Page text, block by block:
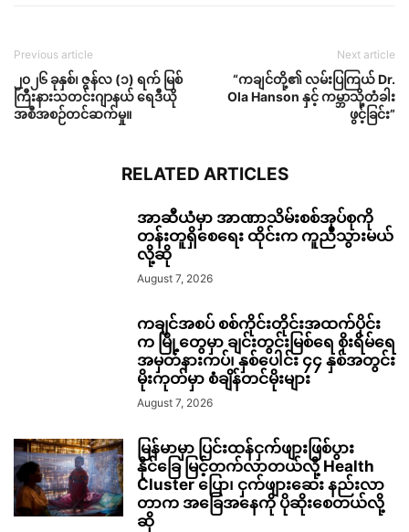
Previous article
၂၀၂၆ ခုနှစ်၊ ဇွန်လ (၁) ရက် မြစ်
ကြီးနားသတင်းဂျာနယ် ရေဒီယို
အစီအစဉ်တင်ဆက်မှု။
Next article
“ကချင်တို့၏ လမ်းပြကြယ် Dr.
Ola Hanson နှင့် ကမ္ဘာသို့တံခါး
ဖွင့်ခြင်း”
RELATED ARTICLES
အာဆီယံမှာ အာဏာသိမ်းစစ်အုပ်စုကို
တန်းတူရှိစေရေး ထိုင်းက ကူညီသွားမယ်
လို့ဆို
August 7, 2026
ကချင်အစပ် စစ်ကိုင်းတိုင်းအထက်ပိုင်း
က မြို့တွေမှာ ချင်းတွင်းမြစ်ရေ စိုးရိမ်ရေ
အမှတ်နားကပ်၊ နှစ်ပေါင်း ၄၄ နှစ်အတွင်း
မိုးကုတ်မှာ စံချိန်တင်မိုးများ
August 7, 2026
မြန်မာမှာ ပြင်းထန်ငှက်ဖျားဖြစ်ပွား
နိုင်ခြေ မြင့်တက်လာတယ်လို့ Health
Cluster ပြော၊ ငှက်ဖျားဆေး နည်းလာ
တာက အခြေအနေကို ပိုဆိုးစေတယ်လို့
ဆို